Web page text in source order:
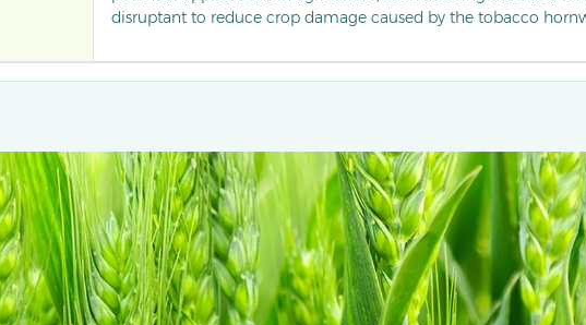
disruptant to reduce crop damage caused by the tobacco